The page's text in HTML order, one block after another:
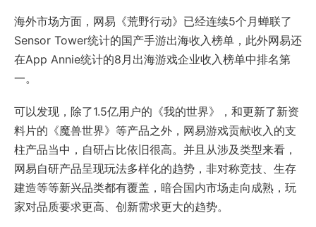
海外市场方面，网易《荒野行动》已经连续5个月蝉联了
Sensor Tower统计的国产手游出海收入榜单，此外网易还
在App Annie统计的8月出海游戏企业收入榜单中排名第
一。
可以发现，除了1.5亿用户的《我的世界》，和更新了新资
料片的《魔兽世界》等产品之外，网易游戏贡献收入的支
柱产品当中，自研占比依旧很高。并且从涉及类型来看，
网易自研产品呈现玩法多样化的趋势，非对称竞技、生存
建造等等新兴品类都有覆盖，暗合国内市场走向成熟，玩
家对品质要求更高、创新需求更大的趋势。